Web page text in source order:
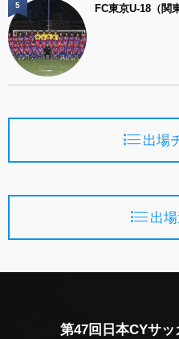
FC東京U-18（関
5
出場
出
第47回日本CYサ